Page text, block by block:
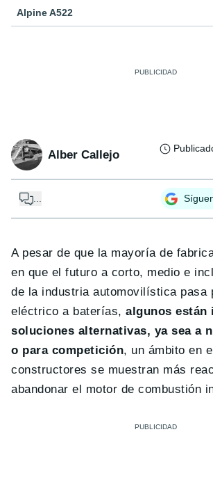
Alpine A522
Alber Callejo
...
A pesar de que la mayoría de
en que el futuro a corto, medio e
de la industria automovilística pasa
eléctrico a baterías,algunos están
soluciones alternativas, ya sea a
o para competición, un ámbito en
constructores se muestran más
abandonar el motor de combustión